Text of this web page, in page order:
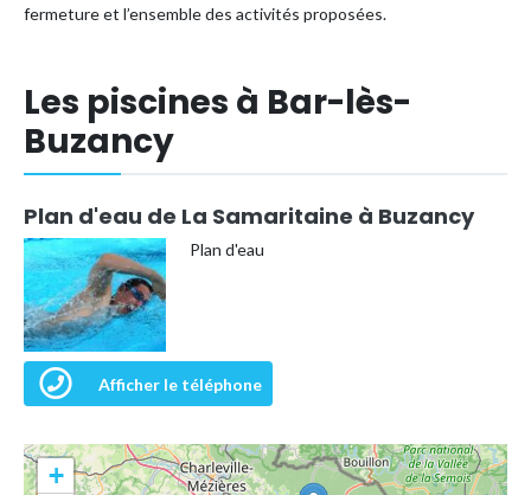
fermeture et l’ensemble des activités proposées.
Les piscines à Bar-lès-
Buzancy
Plan d'eau de La Samaritaine à Buzancy
Plan d'eau
Afficher le téléphone
+